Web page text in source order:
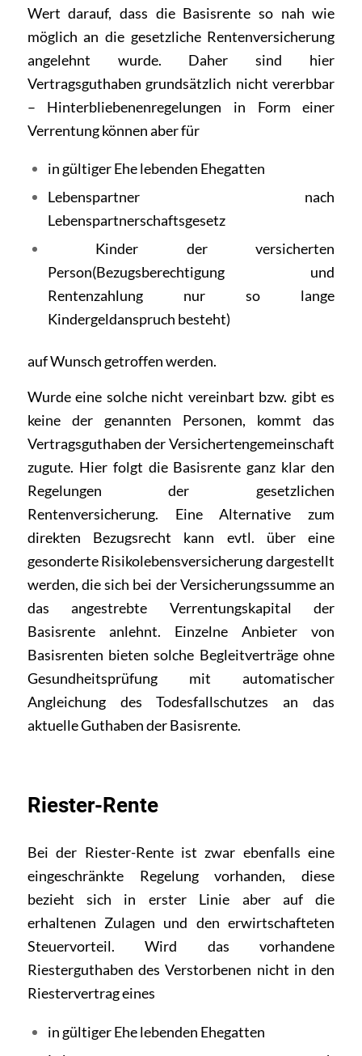
Wert darauf, dass die Basisrente so nah wie
möglich an die gesetzliche Rentenversicherung
angelehnt wurde. Daher sind hier
Vertragsguthaben grundsätzlich nicht vererbbar
– Hinterbliebenenregelungen in Form einer
Verrentung können aber für
in gültiger Ehe lebenden Ehegatten
Lebenspartner nach
Lebenspartnerschaftsgesetz
Kinder der versicherten
Person(Bezugsberechtigung und
Rentenzahlung nur so lange
Kindergeldanspruch besteht)
auf Wunsch getroffen werden.
Wurde eine solche nicht vereinbart bzw. gibt es
keine der genannten Personen, kommt das
Vertragsguthaben der Versichertengemeinschaft
zugute. Hier folgt die Basisrente ganz klar den
Regelungen der gesetzlichen
Rentenversicherung. Eine Alternative zum
direkten Bezugsrecht kann evtl. über eine
gesonderte Risikolebensversicherung dargestellt
werden, die sich bei der Versicherungssumme an
das angestrebte Verrentungskapital der
Basisrente anlehnt. Einzelne Anbieter von
Basisrenten bieten solche Begleitverträge ohne
Gesundheitsprüfung mit automatischer
Angleichung des Todesfallschutzes an das
aktuelle Guthaben der Basisrente.
Riester-Rente
Bei der Riester-Rente ist zwar ebenfalls eine
eingeschränkte Regelung vorhanden, diese
bezieht sich in erster Linie aber auf die
erhaltenen Zulagen und den erwirtschafteten
Steuervorteil. Wird das vorhandene
Riesterguthaben des Verstorbenen nicht in den
Riestervertrag eines
in gültiger Ehe lebenden Ehegatten